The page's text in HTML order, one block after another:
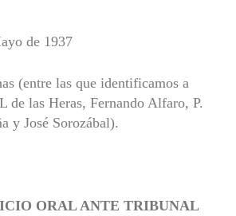
de 1937
(entre las que identificamos a
de las Heras, Fernando Alfaro, P.
y José Sorozábal).
ORAL ANTE TRIBUNAL